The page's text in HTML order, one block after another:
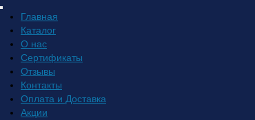
Главная
Каталог
О нас
Сертификаты
Отзывы
Контакты
Оплата и Доставка
Акции